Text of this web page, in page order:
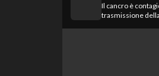
Il cancro è
trasmissione